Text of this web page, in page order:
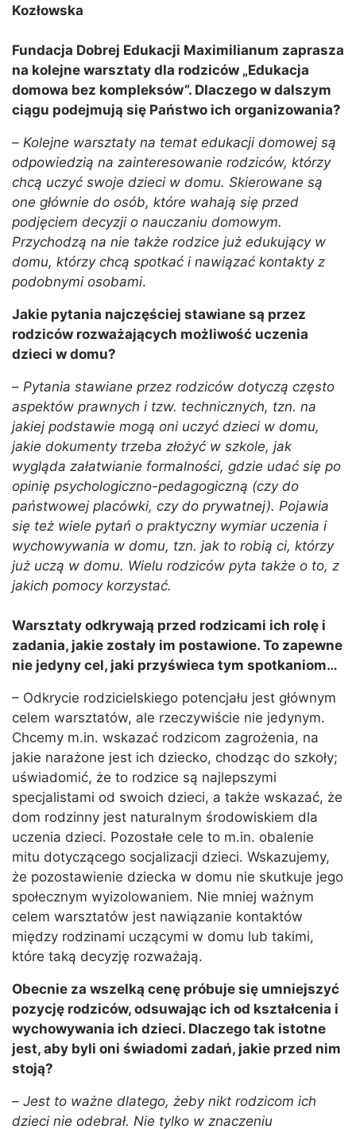
Kozłowska
Fundacja Dobrej Edukacji Maximilianum zaprasza
na kolejne warsztaty dla rodziców „Edukacja
domowa bez kompleksów”. Dlaczego w dalszym
ciągu podejmują się Państwo ich organizowania?
– Kolejne warsztaty na temat edukacji domowej są
odpowiedzią na zainteresowanie rodziców, którzy
chcą uczyć swoje dzieci w domu. Skierowane są
one głównie do osób, które wahają się przed
podjęciem decyzji o nauczaniu domowym.
Przychodzą na nie także rodzice już edukujący w
domu, którzy chcą spotkać i nawiązać kontakty z
podobnymi osobami.
Jakie pytania najczęściej stawiane są przez
rodziców rozważających możliwość uczenia
dzieci w domu?
– Pytania stawiane przez rodziców dotyczą często
aspektów prawnych i tzw. technicznych, tzn. na
jakiej podstawie mogą oni uczyć dzieci w domu,
jakie dokumenty trzeba złożyć w szkole, jak
wygląda załatwianie formalności, gdzie udać się po
opinię psychologiczno-pedagogiczną (czy do
państwowej placówki, czy do prywatnej). Pojawia
się też wiele pytań o praktyczny wymiar uczenia i
wychowywania w domu, tzn. jak to robią ci, którzy
już uczą w domu. Wielu rodziców pyta także o to, z
jakich pomocy korzystać.
Warsztaty odkrywają przed rodzicami ich rolę i
zadania, jakie zostały im postawione. To zapewne
nie jedyny cel, jaki przyświeca tym spotkaniom…
– Odkrycie rodzicielskiego potencjału jest głównym
celem warsztatów, ale rzeczywiście nie jedynym.
Chcemy m.in. wskazać rodzicom zagrożenia, na
jakie narażone jest ich dziecko, chodząc do szkoły;
uświadomić, że to rodzice są najlepszymi
specjalistami od swoich dzieci, a także wskazać, że
dom rodzinny jest naturalnym środowiskiem dla
uczenia dzieci. Pozostałe cele to m.in. obalenie
mitu dotyczącego socjalizacji dzieci. Wskazujemy,
że pozostawienie dziecka w domu nie skutkuje jego
społecznym wyizolowaniem. Nie mniej ważnym
celem warsztatów jest nawiązanie kontaktów
między rodzinami uczącymi w domu lub takimi,
które taką decyzję rozważają.
Obecnie za wszelką cenę próbuje się umniejszyć
pozycję rodziców, odsuwając ich od kształcenia i
wychowywania ich dzieci. Dlaczego tak istotne
jest, aby byli oni świadomi zadań, jakie przed nim
stoją?
– Jest to ważne dlatego, żeby nikt rodzicom ich
dzieci nie odebrał. Nie tylko w znaczeniu